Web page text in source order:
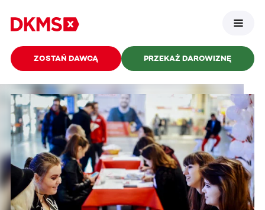
ZOSTAŃ DAWCĄ PRZEKAŻ DAROWIZNĘ